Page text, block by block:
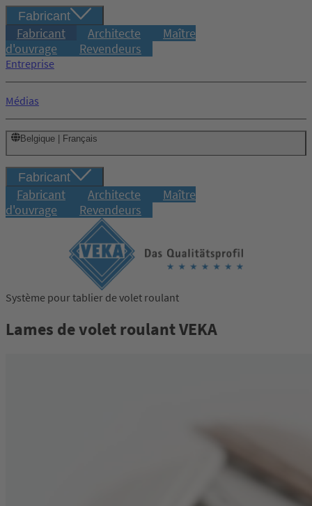
Fabricant
Fabricant Architecte
Maître
d'ouvrage
Revendeurs
Entreprise
Médias
Belgique | Français
Fabricant
Fabricant Architecte
Maître
d'ouvrage
Revendeurs
Connexion
Système pour tablier de volet roulant
Lames de volet roulant VEKA